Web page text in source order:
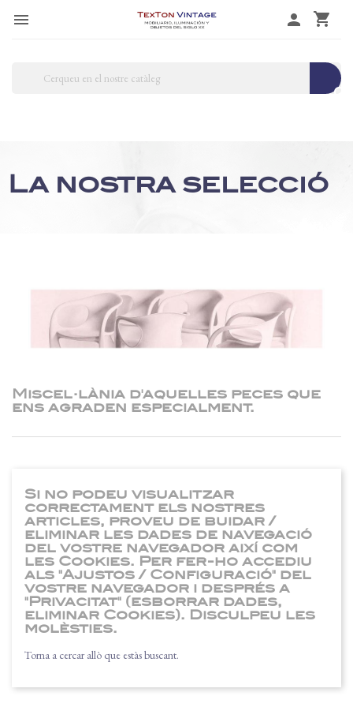
 shopping_cart
person
search
La nostra selecció
Miscel·lània d'aquelles peces que
ens agraden especialment.
Si no podeu visualitzar
correctament els nostres
articles, proveu de buidar /
eliminar les dades de navegació
del vostre navegador així com
les Cookies. Per fer-ho accediu
als "Ajustos / Configuració" del
vostre navegador i després a
"Privacitat" (esborrar dades,
eliminar Cookies). Disculpeu les
molèsties.
Torna a cercar allò que estàs buscant.